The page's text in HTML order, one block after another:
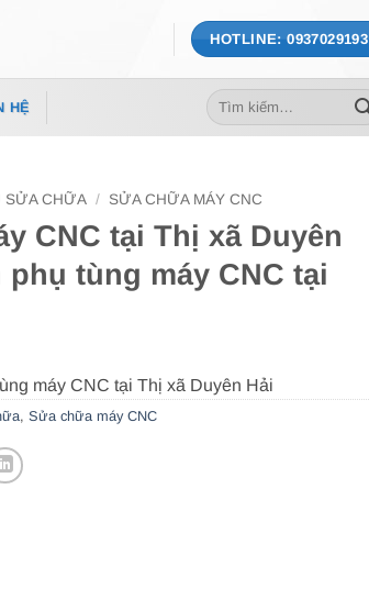
HOTLINE: 0937029193
HỆ
Tìm
kiếm:
SỬA CHỮA / SỬA CHỮA MÁY CNC
CNC tại Thị xã Duyên
phụ tùng máy CNC tại
, Sửa chữa máy CNC